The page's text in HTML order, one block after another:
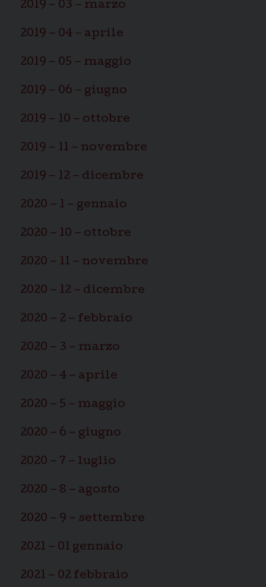
2019 – 03 – marzo
2019 – 04 – aprile
2019 – 05 – maggio
2019 – 06 – giugno
2019 – 10 – ottobre
2019 – 11 – novembre
2019 – 12 – dicembre
2020 – 1 – gennaio
2020 – 10 – ottobre
2020 – 11 – novembre
2020 – 12 – dicembre
2020 – 2 – febbraio
2020 – 3 – marzo
2020 – 4 – aprile
2020 – 5 – maggio
2020 – 6 – giugno
2020 – 7 – luglio
2020 – 8 – agosto
2020 – 9 – settembre
2021 – 01 gennaio
2021 – 02 febbraio